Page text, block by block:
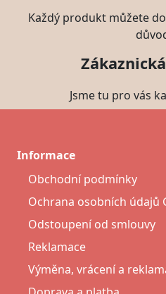
Každý produkt můžete
Jsme tu pro vás
Informace
Obchodní podmínky
Ochrana osobních údajů
Odstoupení od smlouvy
Reklamace
Výměna, vrácení a